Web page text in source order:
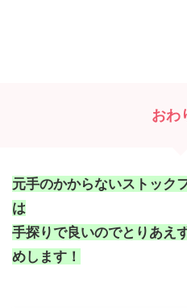
おわ
元手のかからないストック
は
手探りで良いのでとりあえ
めします！